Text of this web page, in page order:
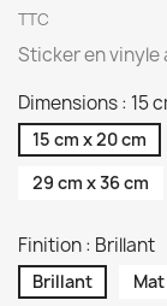
TTC
Sticker en vinyle
Dimensions : 15
15 cm x 20 cm
29 cm x 36 cm
Finition : Brillant
Brillant Mat